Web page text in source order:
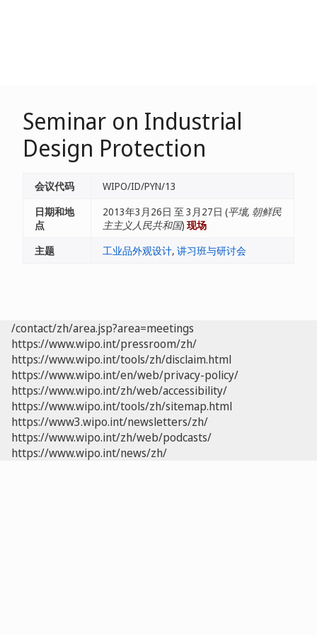
Seminar on Industrial
Design Protection
会议代码
WIPO/ID/PYN/13
日期和地
点
2013年3月26日 至 3月27日 (平壤, 朝鲜民
主主义人民共和国) 现场
主题
工业品外观设计, 讲习班与研讨会
/contact/zh/area.jsp?area=meetings
https://www.wipo.int/pressroom/zh/
https://www.wipo.int/tools/zh/disclaim.html
https://www.wipo.int/en/web/privacy-policy/
https://www.wipo.int/zh/web/accessibility/
https://www.wipo.int/tools/zh/sitemap.html
https://www3.wipo.int/newsletters/zh/
https://www.wipo.int/zh/web/podcasts/
https://www.wipo.int/news/zh/